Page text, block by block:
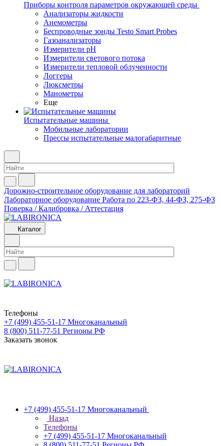
Приборы контроля параметров окружающей среды
Анализаторы жидкости
Анемометры
Беспроводные зонды Testo Smart Probes
Газоанализаторы
Измерители pH
Измерители светового потока
Измерители тепловой облученности
Логгеры
Люксметры
Манометры
Еще
Испытательные машины
Мобильные лаборатории
Прессы испытательные малогабаритные
Дорожно-строительное оборудование для лабораторий
Лабораторное оборудование Работа по 223-ФЗ, 44-ФЗ, 275-ФЗ
Поверка / Калибровка / Аттестация
Каталог
Телефоны
+7 (499) 455-51-17 Многоканальный
8 (800) 511-77-51 Регионы РФ
Заказать звонок
+7 (499) 455-51-17 Многоканальный
Назад
Телефоны
+7 (499) 455-51-17 Многоканальный